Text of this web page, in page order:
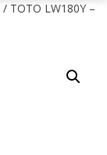
/ TOTO LW180Y –